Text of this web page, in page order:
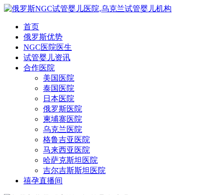
首页
俄罗斯优势
NGC医院医生
试管婴儿资讯
合作医院
美国医院
泰国医院
日本医院
俄罗斯医院
柬埔寨医院
乌克兰医院
格鲁吉亚医院
马来西亚医院
哈萨克斯坦医院
吉尔吉斯斯坦医院
禧孕直播间